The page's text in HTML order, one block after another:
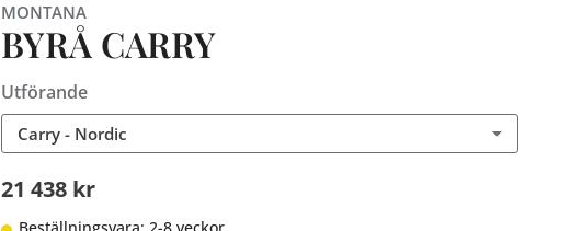
MONTANA
BYRÅ CARRY
Utförande
Carry - Nordic
21 438 kr